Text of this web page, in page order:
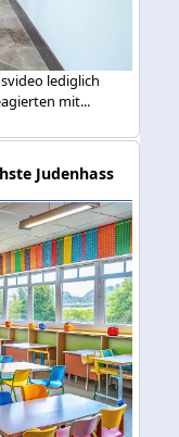
lediglich
mit...
Judenhass